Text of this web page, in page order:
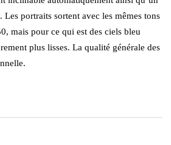
portraits sortent avec les mêmes tons
mais pour ce qui est des ciels bleu
plus lisses. La qualité générale des